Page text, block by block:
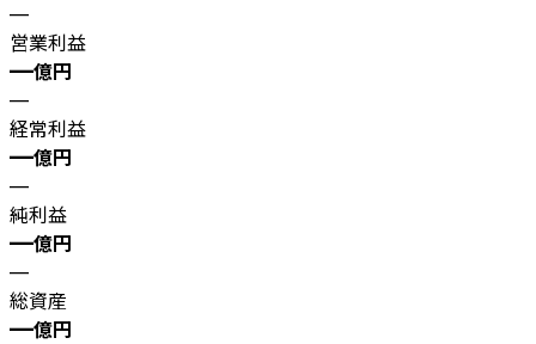
—
営業利益
—億円
—
経常利益
—億円
—
純利益
—億円
—
総資産
—億円